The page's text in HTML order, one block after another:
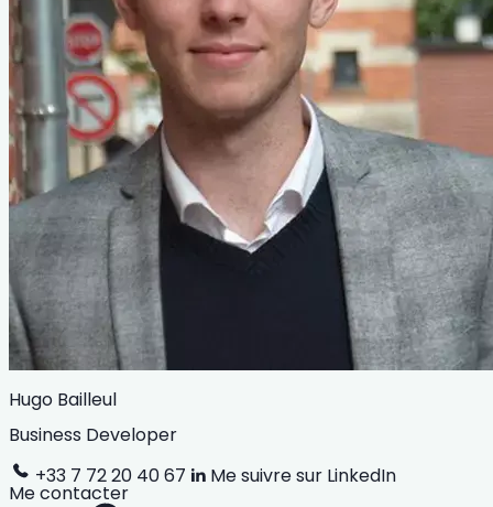
Hugo Bailleul
Business Developer
+33 7 72 20 40 67
Me suivre sur LinkedIn
Me contacter